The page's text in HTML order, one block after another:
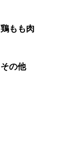
鶏もも肉
その他